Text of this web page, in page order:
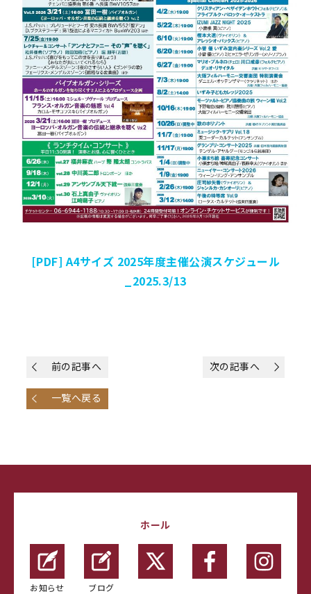
[PDF] A4サイズ 2025年度主催公演スケジュール
_2025.3/13
前の記事へ 次の記事へ
一覧へ戻る
ホール
お知らせ ブログ